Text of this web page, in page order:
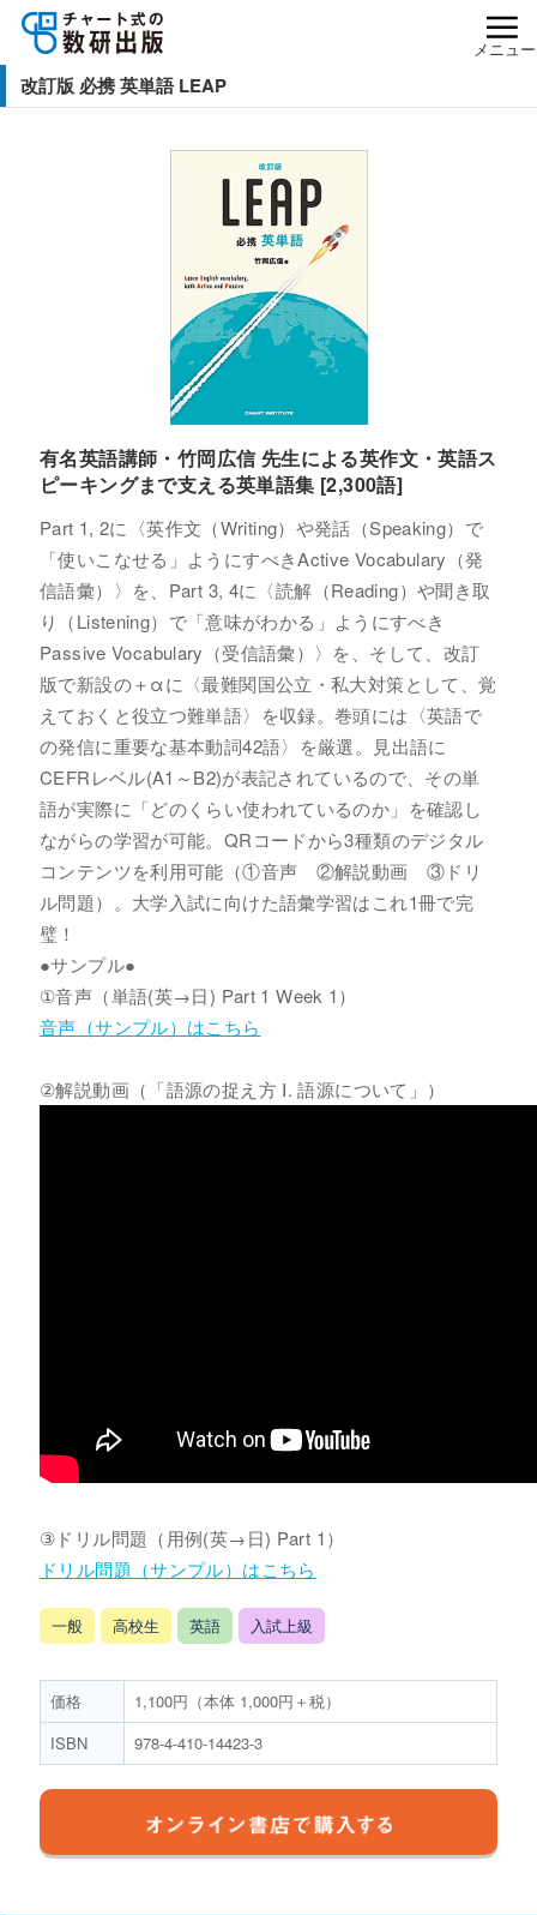
メニュー
改訂版 必携 英単語 LEAP
有名英語講師・竹岡広信 先生による英作文・英語ス
ピーキングまで支える英単語集 [2,300語]
Part 1, 2に〈英作文（Writing）や発話（Speaking）で
「使いこなせる」ようにすべきActive Vocabulary（発
信語彙）〉を、Part 3, 4に〈読解（Reading）や聞き取
り（Listening）で「意味がわかる」ようにすべき
Passive Vocabulary（受信語彙）〉を、そして、改訂
版で新設の＋αに〈最難関国公立・私大対策として、覚
えておくと役立つ難単語〉を収録。巻頭には〈英語で
の発信に重要な基本動詞42語〉を厳選。見出語に
CEFRレベル(A1～B2)が表記されているので、その単
語が実際に「どのくらい使われているのか」を確認し
ながらの学習が可能。QRコードから3種類のデジタル
コンテンツを利用可能（①音声 ②解説動画 ③ドリ
ル問題）。大学入試に向けた語彙学習はこれ1冊で完
璧！
●サンプル●
①音声（単語(英→日) Part 1 Week 1）
音声（サンプル）はこちら
②解説動画（「語源の捉え方 Ⅰ. 語源について」）
③ドリル問題（用例(英→日) Part 1）
ドリル問題（サンプル）はこちら
一般 高校生 英語 入試上級
価格
1,100円（本体 1,000円＋税）
ISBN
978-4-410-14423-3